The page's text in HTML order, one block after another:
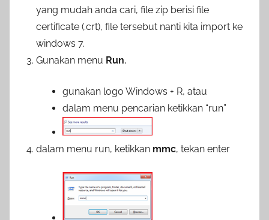
yang mudah anda cari, file zip berisi file
certificate (.crt), file tersebut nanti kita import ke
windows 7.
Gunakan menu Run,
gunakan logo Windows + R, atau
dalam menu pencarian ketikkan “run”
dalam menu run, ketikkan mmc, tekan enter